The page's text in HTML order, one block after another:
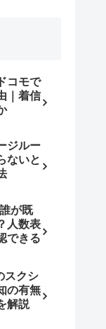
コモで
｜着信
ジルー
ないと
が既
人数表
できる
スクシ
の有無
解説